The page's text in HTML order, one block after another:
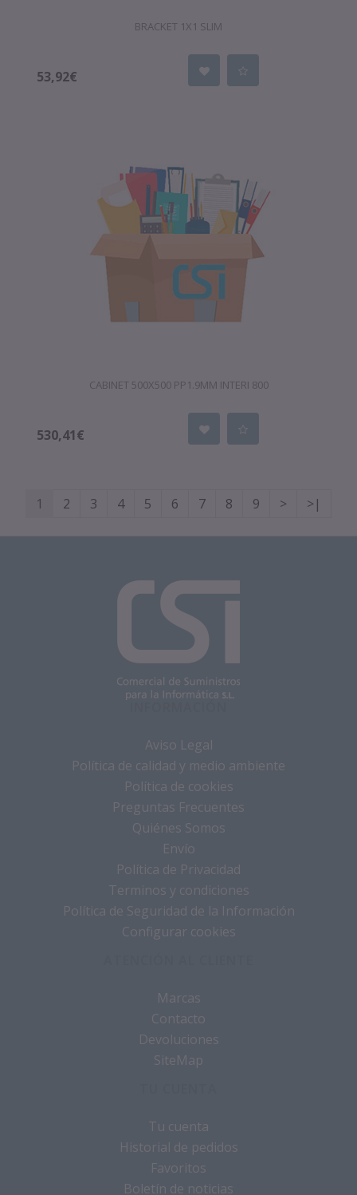
BRACKET 1X1 SLIM
53,92€
CABINET 500X500 PP1.9MM INTERI 800
530,41€
1 2 3 4 5 6 7 8 9 > >|
Aviso Legal
Política de calidad y medio ambiente
Política de cookies
Preguntas Frecuentes
Quiénes Somos
Envío
Política de Privacidad
Terminos y condiciones
Política de Seguridad de la Información
Configurar cookies
Marcas
Contacto
Devoluciones
SiteMap
Tu cuenta
Historial de pedidos
Favoritos
Boletín de noticias